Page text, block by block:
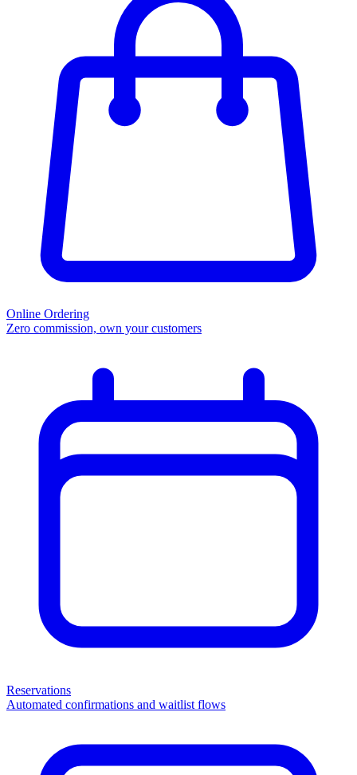
Online Ordering
Zero commission, own your customers
Reservations
Automated confirmations and waitlist flows